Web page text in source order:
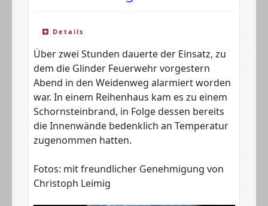
Details
Über zwei Stunden dauerte der Einsatz, zu
dem die Glinder Feuerwehr vorgestern
Abend in den Weidenweg alarmiert worden
war. In einem Reihenhaus kam es zu einem
Schornsteinbrand, in Folge dessen bereits
die Innenwände bedenklich an Temperatur
zugenommen hatten.
Fotos: mit freundlicher Genehmigung von
Christoph Leimig